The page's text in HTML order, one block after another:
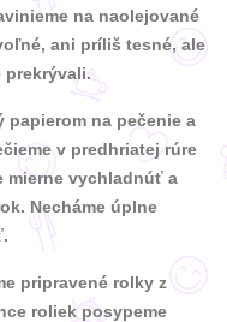
na naolejované
ani príliš tesné, ale
prekrývali.
papierom na pečenie a
v predhriatej rúre
mierne vychladnúť a
Necháme úplne
pripravené rolky z
roliek posypeme